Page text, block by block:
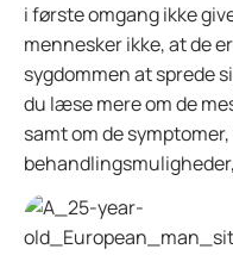
i første omgang ikke
mennesker ikke, at de
sygdommen at sprede
du læse mere om de
samt om de